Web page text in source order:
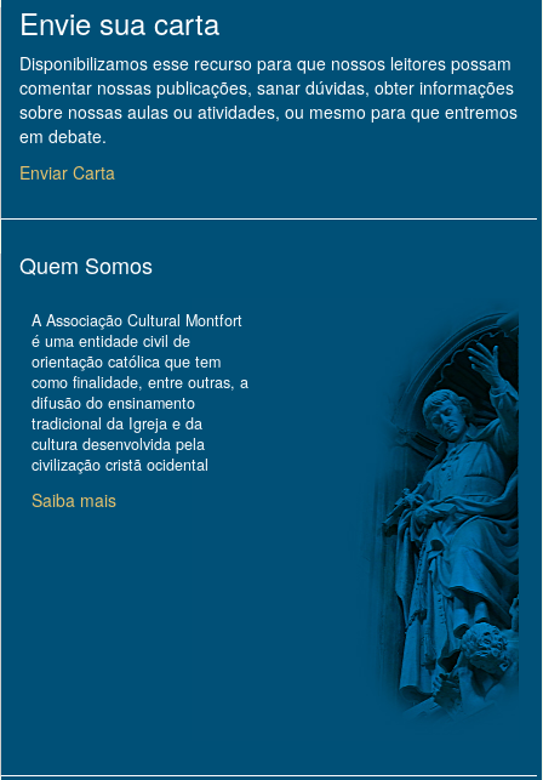
Envie sua carta
Disponibilizamos esse recurso para que nossos leitores possam
comentar nossas publicações, sanar dúvidas, obter informações
sobre nossas aulas ou atividades, ou mesmo para que entremos
em debate.
Enviar Carta
Quem Somos
A Associação Cultural Montfort
é uma entidade civil de
orientação católica que tem
como finalidade, entre outras, a
difusão do ensinamento
tradicional da Igreja e da
cultura desenvolvida pela
civilização cristã ocidental
Saiba mais